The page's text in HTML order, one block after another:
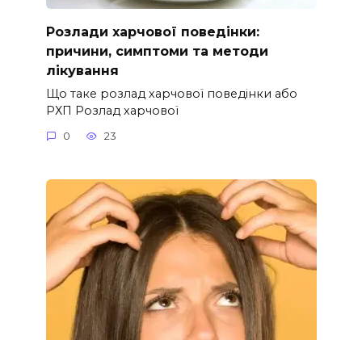
Розлади харчової поведінки:
причини, симптоми та методи
лікування
Що таке розлад харчової поведінки або
РХП Розлад харчової
0 23